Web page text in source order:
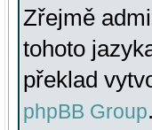
Zřejmě
tohoto
překlad
phpBB Group.